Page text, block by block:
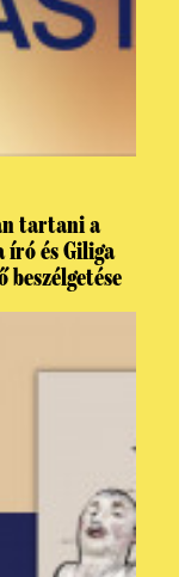
tartani a
író és Giliga